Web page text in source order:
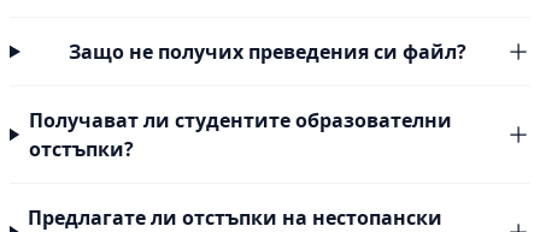
Защо не получих преведения си файл?
Получават ли студентите образователни
отстъпки?
Предлагате ли отстъпки на нестопански